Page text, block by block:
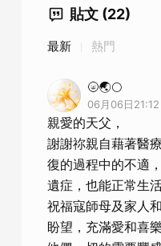
貼文 (22)
最新 熱門
🌝🌏🌕
06月06日21:12
親愛的天父，
謝謝祢親自藉著醫
復的過程中的不適
遺症，也能正常生
祝福寇師母及家人
盼望，充滿愛和喜